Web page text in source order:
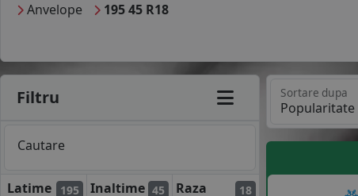
Anvelope 195 45 R18
Filtru
Cautare
Latime 195 Inaltime 45 Raza 18
Sortare dupa